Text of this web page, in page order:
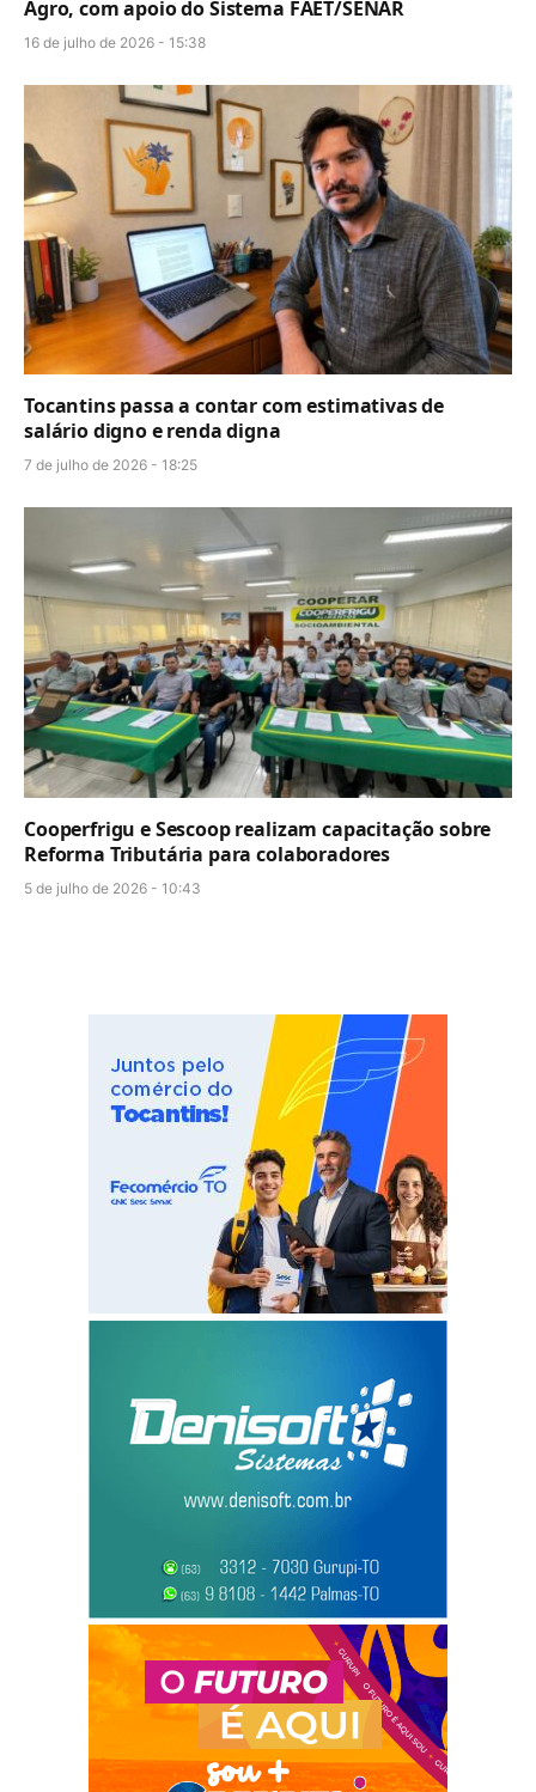
Agro, com apoio do Sistema FAET/SENAR
16 de julho de 2026 - 15:38
Tocantins passa a contar com estimativas de
salário digno e renda digna
7 de julho de 2026 - 18:25
Cooperfrigu e Sescoop realizam capacitação sobre
Reforma Tributária para colaboradores
5 de julho de 2026 - 10:43